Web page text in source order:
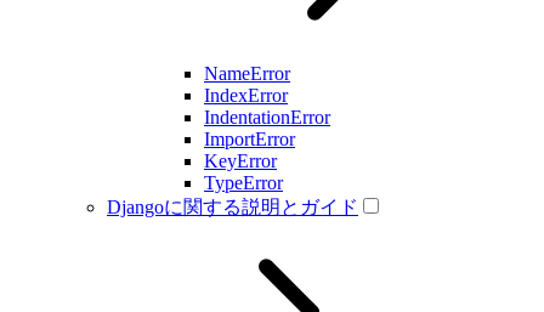
NameError
IndexError
IndentationError
ImportError
KeyError
TypeError
Djangoに関する説明とガイド